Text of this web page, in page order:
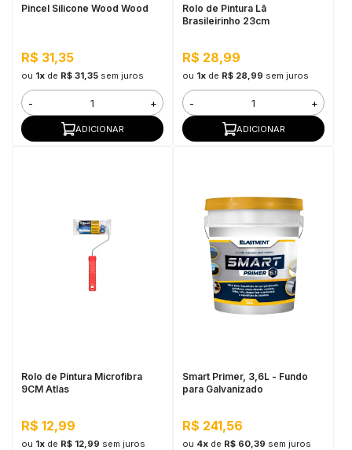
Pincel Silicone Wood Wood
R$ 31,35
ou 1xde R$ 31,35 sem juros
- +
ADICIONAR
Rolo de Pintura Lã
Brasileirinho 23cm
R$ 28,99
ou 1xde R$ 28,99 sem juros
- +
ADICIONAR
Rolo de Pintura Microfibra
9CM Atlas
R$ 12,99
ou 1xde R$ 12,99 sem juros
Smart Primer, 3,6L - Fundo
para Galvanizado
R$ 241,56
ou 4xde R$ 60,39 sem juros